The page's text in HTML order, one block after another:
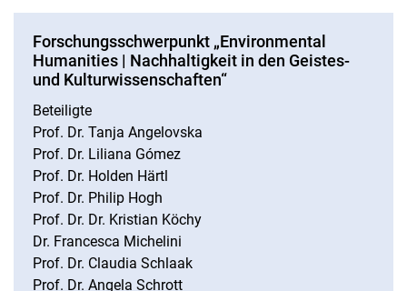
Forschungsschwerpunkt „Environmental
Humanities | Nachhaltigkeit in den Geistes-
und Kulturwissenschaften“
Beteiligte
Prof. Dr. Tanja Angelovska
Prof. Dr. Liliana Gómez
Prof. Dr. Holden Härtl
Prof. Dr. Philip Hogh
Prof. Dr. Dr. Kristian Köchy
Dr. Francesca Michelini
Prof. Dr. Claudia Schlaak
Prof. Dr. Angela Schrott